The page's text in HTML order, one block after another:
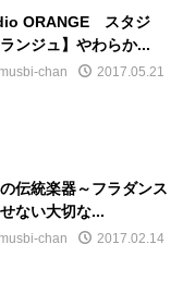
ORANGE スタジ
ンジュ】やわらか...
musbi-chan 2017.05.21
伝統楽器～フラダンス
ない大切な...
musbi-chan 2017.02.14